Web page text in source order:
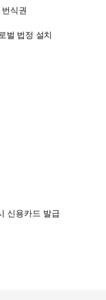
식권
벌 법정 설치
신용카드 발급